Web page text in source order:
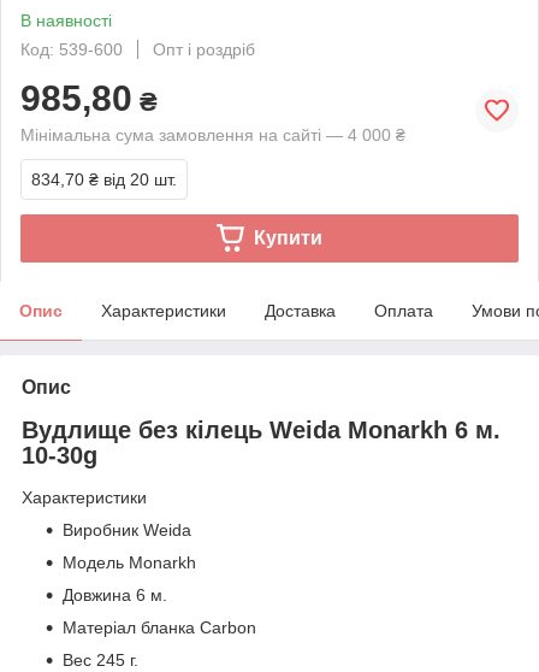
В наявності
Код: 539-600
Опт і роздріб
985,80 ₴
Мінімальна сума замовлення на сайті — 4 000 ₴
834,70 ₴ від 20 шт.
Купити
Опис Характеристики Доставка Оплата Умови
Опис
Вудлище без кілець Weida Monarkh 6 м.
10-30g
Характеристики
Виробник Weida
Модель Monarkh
Довжина 6 м.
Матеріал бланка Carbon
Вес 245 г.